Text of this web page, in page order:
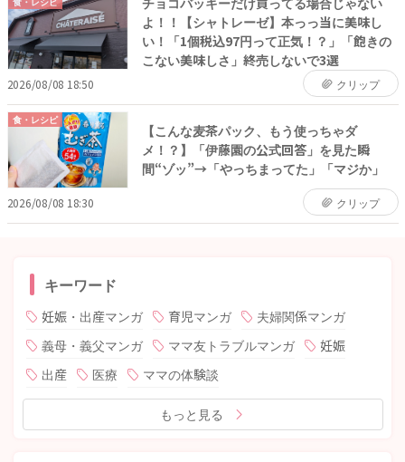
よ！！【シャトレーゼ】本っっ当に美味し
い！「1個税込97円って正気！？」「飽きの
こない美味しさ」終売しないで3選
2026/08/08 18:50 クリップ
食・レシピ
【こんな麦茶パック、もう使っちゃダ
メ！？】「伊藤園の公式回答」を見た瞬
間“ゾッ”→「やっちまってた」「マジか」
2026/08/08 18:30 クリップ
キーワード
妊娠・出産マンガ 育児マンガ
夫婦関係マンガ
義母・義父マンガ
ママ友トラブルマンガ
妊娠
出産
医療 ママの体験談
もっと見る